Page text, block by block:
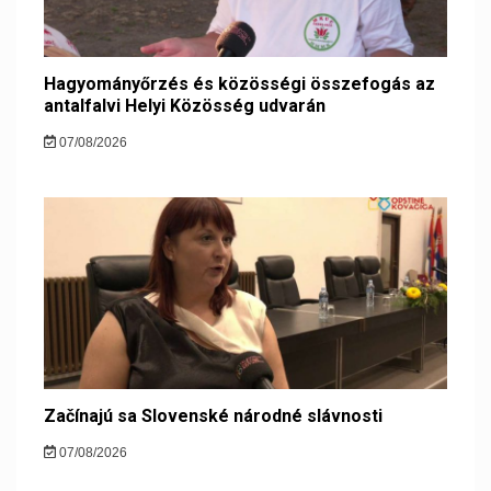
Hagyományőrzés és közösségi összefogás az
antalfalvi Helyi Közösség udvarán
07/08/2026
Začínajú sa Slovenské národné slávnosti
07/08/2026